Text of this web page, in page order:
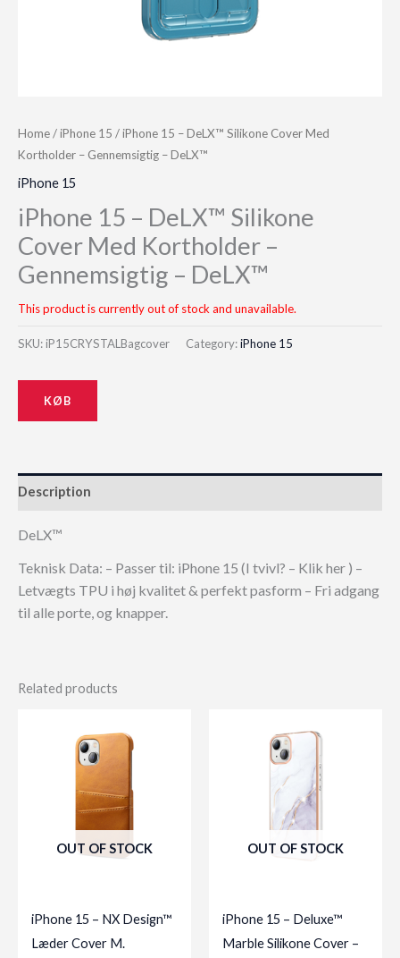
Home/iPhone 15 / iPhone 15 – DeLX™ Silikone Cover Med
Kortholder – Gennemsigtig – DeLX™
iPhone 15
iPhone 15 – DeLX™ Silikone
Cover Med Kortholder –
Gennemsigtig – DeLX™
This product is currently out of stock and unavailable.
SKU: iP15CRYSTALBagcover Category:iPhone 15
KØB
Description
DeLX™
Teknisk Data: – Passer til: iPhone 15 (I tvivl? – Klik her ) –
Letvægts TPU i høj kvalitet & perfekt pasform – Fri adgang
til alle porte, og knapper.
Related products
OUT OF STOCK
iPhone 15 – NX Design™
Læder Cover M.
OUT OF STOCK
iPhone 15 – Deluxe™
Marble Silikone Cover –